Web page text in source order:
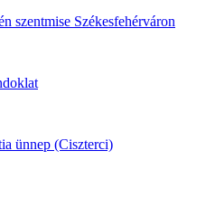
szentmise Székesfehérváron
ünnep (Ciszterci)